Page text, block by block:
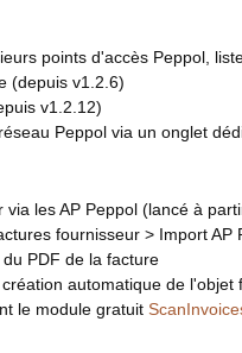
points d'accès Peppol,
(depuis v1.2.6)
v1.2.12)
Peppol via un onglet
les AP Peppol (lancé à
fournisseur > Import AP
PDF de la facture
automatique de
le module gratuit